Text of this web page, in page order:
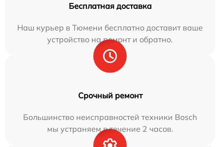
Бесплатная доставка
Наш курьер в Тюмени бесплатно доставит ваше
устройство на ремонт и обратно.
Срочный ремонт
Большинство неисправностей техники Bosch
мы устраняем в течение 2 часов.